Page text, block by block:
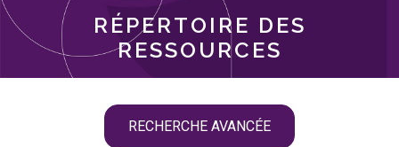
langue
RÉPERTOIRE DES
RESSOURCES
RECHERCHE AVANCÉE